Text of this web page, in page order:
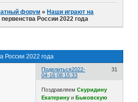
форум »Наши играют на
России 2022 года
России 2022 года
Поделиться 31
2022-
04-16 08:15:33
ПоздравляемСкуридину
Екатерину и Быковскую